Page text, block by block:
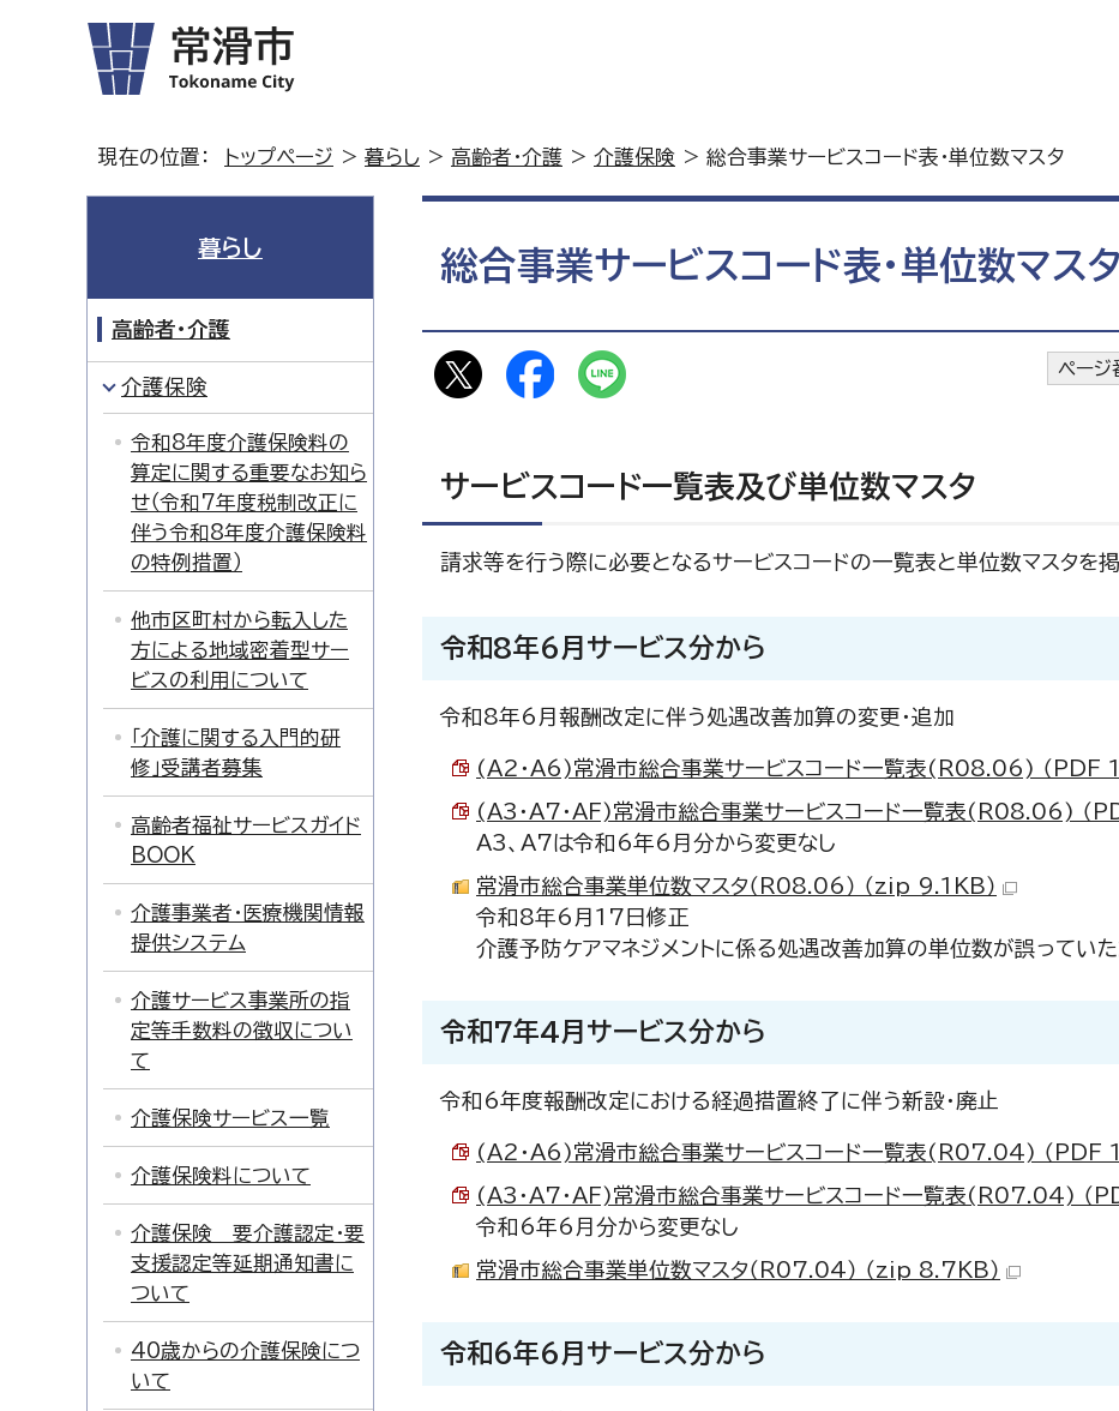
現在の位置： トップページ > 暮らし > 高齢者・介護 > 介護保険 > 総合事業サービスコード表・単位数マスタ
総合事業サービスコード表・単位数マスタ
ペー
サービスコード一覧表及び単位数マスタ
請求等を行う際に必要となるサービスコードの一覧表と単位数マスタを掲
令和8年6月サービス分から
令和8年6月報酬改定に伴う処遇改善加算の変更・追加
(A2・A6)常滑市総合事業サービスコード一覧表(R08.06) （PDF
(A3・A7・AF)常滑市総合事業サービスコード一覧表(R08.06) （
A3、A7は令和6年6月分から変更なし
常滑市総合事業単位数マスタ（R08.06） （zip 9.1KB）
令和8年6月17日修正
介護予防ケアマネジメントに係る処遇改善加算の単位数が誤っていた
令和7年4月サービス分から
令和6年度報酬改定における経過措置終了に伴う新設・廃止
(A2・A6)常滑市総合事業サービスコード一覧表(R07.04) （PDF
(A3・A7・AF)常滑市総合事業サービスコード一覧表(R07.04) （
令和6年6月分から変更なし
常滑市総合事業単位数マスタ（R07.04） （zip 8.7KB）
令和6年6月サービス分から
暮らし
高齢者・介護
介護保険
令和8年度介護保険料の
算定に関する重要なお知ら
せ（令和7年度税制改正に
伴う令和8年度介護保険料
の特例措置）
他市区町村から転入した
方による地域密着型サー
ビスの利用について
「介護に関する入門的研
修」受講者募集
高齢者福祉サービスガイド
BOOK
介護事業者・医療機関情報
提供システム
介護サービス事業所の指
定等手数料の徴収につい
て
介護保険サービス一覧
介護保険料について
介護保険 要介護認定・要
支援認定等延期通知書に
ついて
40歳からの介護保険につ
いて